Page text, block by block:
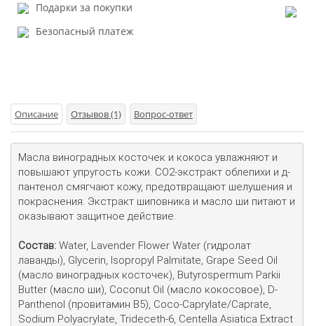
Подарки за покупки
Безопасный платеж
Описание Отзывов (1) Вопрос-ответ
Масла виноградных косточек и кокоса увлажняют и
повышают упругость кожи. СО2-экстракт облепихи и д-
пантенол смягчают кожу, предотвращают шелушения и
покраснения. Экстракт шиповника и масло ши питают и
оказывают защитное действие.
Состав: Water, Lavender Flower Water (гидролат
лаванды), Glycerin, Isopropyl Palmitate, Grape Seed Oil
(масло виноградных косточек), Butyrospermum Parkii
Butter (масло ши), Coconut Oil (масло кокосовое), D-
Panthenol (провитамин В5), Coco-Сaprylate/Сaprate,
Sodium Polyacrylate, Trideceth-6, Centella Asiatica Extract